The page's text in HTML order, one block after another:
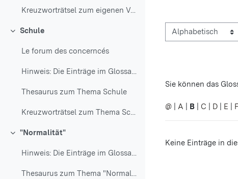
Kreuzworträtsel zum eigenen Vokabular
Einklappen
Schule
Le forum des concerncés
Hinweis: Die Einträge im Glossar: Thesaurus zum Th...
Thesaurus zum Thema Schule
Kreuzworträtsel zum Thema Schule
Einklappen
"Normalität"
Hinweis: Die Einträge im Glossar: Thesaurus zum Th...
Thesaurus zum Thema "Normalität"
Sie können das
Sie können das
@ A B C D E F
Keine Einträge in